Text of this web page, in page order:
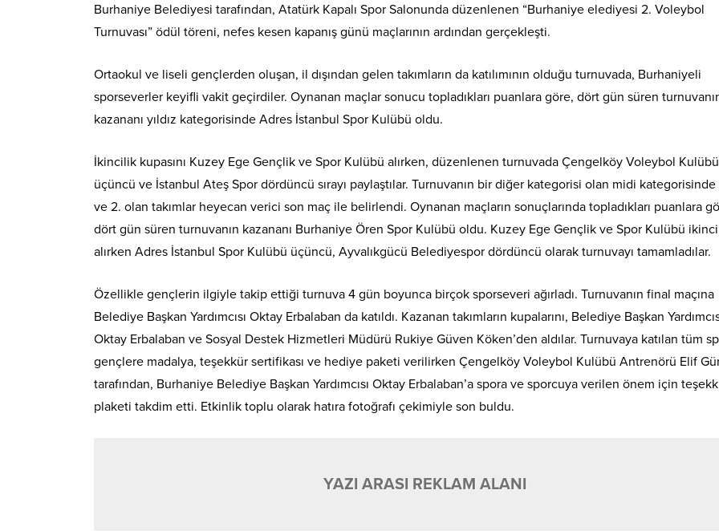
Burhaniye Belediyesi tarafından, Atatürk Kapalı Spor Salonunda düzenlenen “Burhaniye elediyesi 2. Voleybol
Turnuvası” ödül töreni, nefes kesen kapanış günü maçlarının ardından gerçekleşti.
Ortaokul ve liseli gençlerden oluşan, il dışından gelen takımların da katılımının olduğu turnuvada, Burhaniyeli
sporseverler keyifli vakit geçirdiler. Oynanan maçlar sonucu topladıkları puanlara göre, dört gün süren
kazananı yıldız kategorisinde Adres İstanbul Spor Kulübü oldu.
İkincilik kupasını Kuzey Ege Gençlik ve Spor Kulübü alırken, düzenlenen turnuvada Çengelköy Voleybol Kulübü
üçüncü ve İstanbul Ateş Spor dördüncü sırayı paylaştılar. Turnuvanın bir diğer kategorisi olan midi kategorisinde
ve 2. olan takımlar heyecan verici son maç ile belirlendi. Oynanan maçların sonuçlarında topladıkları puanlara
dört gün süren turnuvanın kazananı Burhaniye Ören Spor Kulübü oldu. Kuzey Ege Gençlik ve Spor Kulübü ikinci
alırken Adres İstanbul Spor Kulübü üçüncü, Ayvalıkgücü Belediyespor dördüncü olarak turnuvayı tamamladılar.
Özellikle gençlerin ilgiyle takip ettiği turnuva 4 gün boyunca birçok sporseveri ağırladı. Turnuvanın final maçına
Belediye Başkan Yardımcısı Oktay Erbalaban da katıldı. Kazanan takımların kupalarını, Belediye Başkan
Oktay Erbalaban ve Sosyal Destek Hizmetleri Müdürü Rukiye Güven Köken’den aldılar. Turnuvaya katılan tüm
gençlere madalya, teşekkür sertifikası ve hediye paketi verilirken Çengelköy Voleybol Kulübü Antrenörü Elif
tarafından, Burhaniye Belediye Başkan Yardımcısı Oktay Erbalaban’a spora ve sporcuya verilen önem için
plaketi takdim etti. Etkinlik toplu olarak hatıra fotoğrafı çekimiyle son buldu.
YAZI ARASI REKLAM ALANI